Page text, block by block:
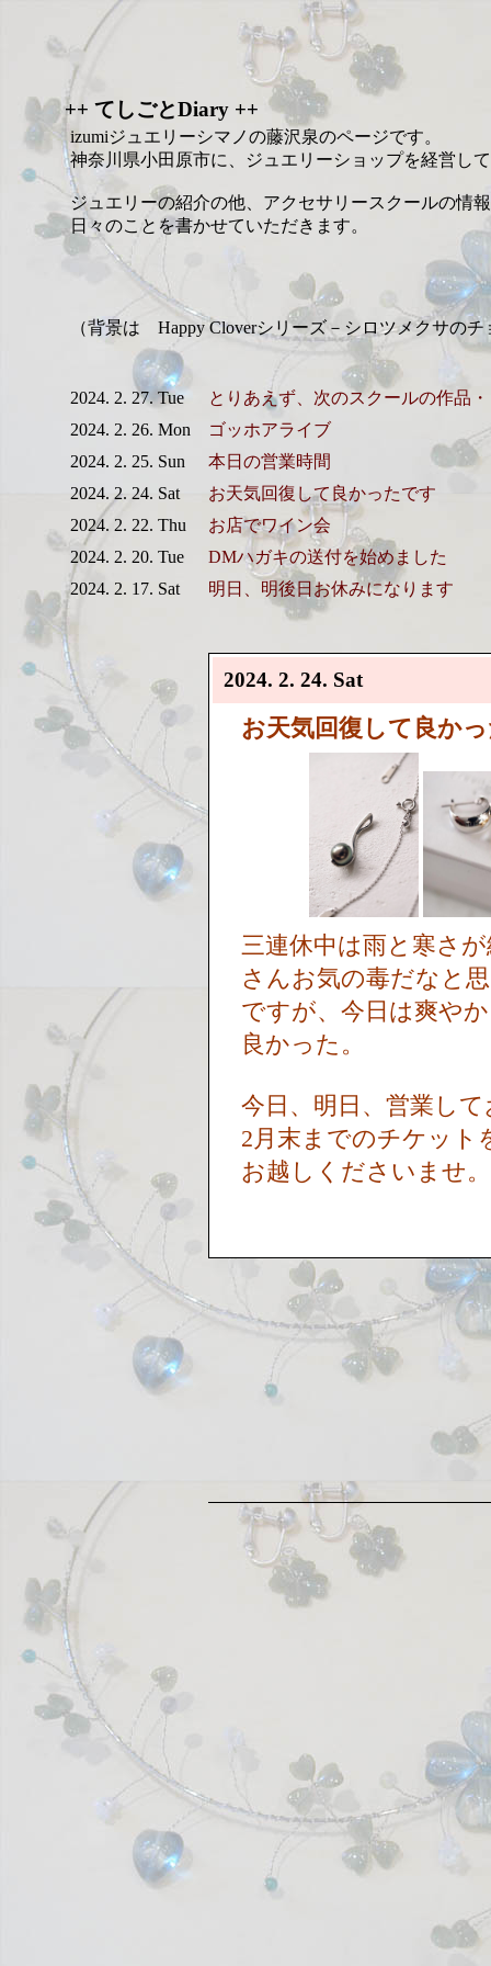
++ てしごとDiary ++
izumiジュエリーシマノの藤沢泉のページです。
神奈川県小田原市に、ジュエリーショップを経営し
ジュエリーの紹介の他、アクセサリースクールの情
日々のことを書かせていただきます。
（背景は Happy Cloverシリーズ－シロツメクサのチ
2024. 2. 27. Tue
とりあえず、次のスクールの作品
2024. 2. 26. Mon
ゴッホアライブ
2024. 2. 25. Sun
本日の営業時間
2024. 2. 24. Sat
お天気回復して良かったです
2024. 2. 22. Thu
お店でワイン会
2024. 2. 20. Tue
DMハガキの送付を始めました
2024. 2. 17. Sat
明日、明後日お休みになります
2024. 2. 24. Sat
お天気回復して良か
三連休中は雨と寒さ
さんお気の毒だなと
ですが、今日は爽や
良かった。
今日、明日、営業し
2月末までのチケット
お越しくださいませ。